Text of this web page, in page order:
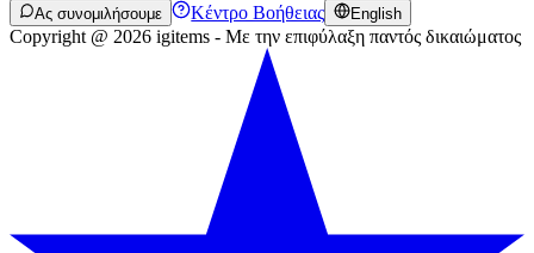
Ας συνομιλήσουμε Κέντρο Βοήθειας English
Copyright @ 2026 igitems - Με την επιφύλαξη παντός δικαιώματος